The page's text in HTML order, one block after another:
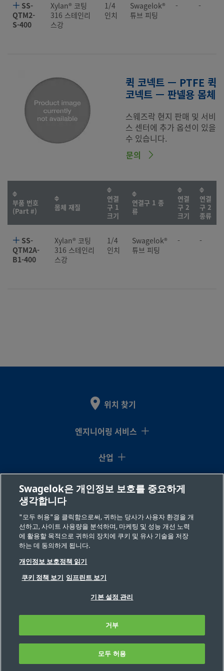
SS-
QTM2-
S-400
Xylan® 코팅
316 스테인리
스강
1/4
인치
Swagelok®
튜브 피팅
- -
퀵 코넥트 — PTFE 퀵
코넥트 — 판넬용 몸체
스웨즈락 현지 판매 및 서비
스 센터에 추가 옵션이 있을
수 있습니다.
문의
부품 번호
(Part #)
몸체 재질
연결
구 1
크기
연결구 1 종
류
연결
구 2
크기
연결
구 2
종류
SS-
QTM2A-
B1-400
Xylan® 코팅
316 스테인리
스강
1/4
인치
Swagelok®
튜브 피팅
- -
위치 찾기
엔지니어링 서비스
산업
지식센터
회사 소개
개인 정보
기업정보
채용 연락처 FAQ
사이트맵
개인정보 판매 또는 공유 금지 요청
Swagelok은 개인정보 보호를 중요하게
생각합니다
"모두 허용"을 클릭함으로써, 귀하는 당사가 사용자 환경을 개
선하고, 사이트 사용량을 분석하며, 마케팅 및 성능 개선 노력
에 활용할 목적으로 귀하의 장치에 쿠키 및 유사 기술을 저장
하는 데 동의하게 됩니다.
개인정보 보호정책 읽기
쿠키 정책 보기 임프린트 보기
기본 설정 관리
거부
모두 허용